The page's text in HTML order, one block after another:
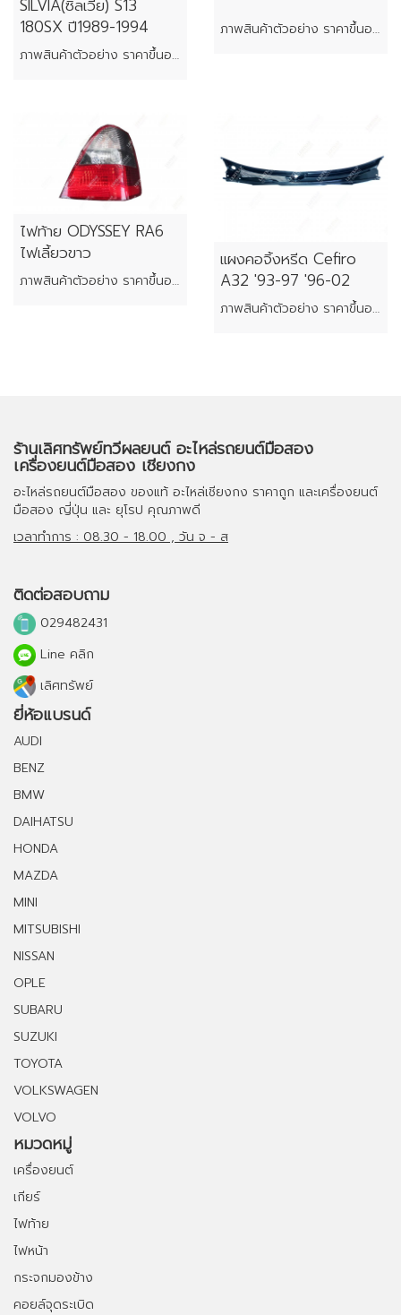
SILVIA(ซิลเวีย) S13
180SX ปี1989-1994
ภาพสินค้าตัวอย่าง ราคาขึ้นอยู่กับสภาพของแต่ละชิ้น
ภาพสินค้าตัวอย่าง ราคาขึ้นอยู่กับสภาพของแต่ละชิ้น
ไฟท้าย ODYSSEY RA6
ไฟเลี้ยวขาว
ภาพสินค้าตัวอย่าง ราคาขึ้นอยู่กับสภาพของแต่ละชิ้น
แผงคอจิ้งหรีด Cefiro
A32 '93-97 '96-02
ภาพสินค้าตัวอย่าง ราคาขึ้นอยู่กับสภาพของแต่ละชิ้น
ร้านเลิศทรัพย์ทวีผลยนต์ อะไหล่รถยนต์มือสอง
เครื่องยนต์มือสอง เชียงกง
อะไหล่รถยนต์มือสอง ของแท้ อะไหล่เชียงกง ราคาถูก และเครื่องยนต์
มือสอง ญี่ปุ่น และ ยุโรป คุณภาพดี
เวลาทำการ : 08.30 - 18.00 , วัน จ - ส
ติดต่อสอบถาม
029482431
Line คลิก
เลิศทรัพย์
ยี่ห้อแบรนด์
AUDI
BENZ
BMW
DAIHATSU
HONDA
MAZDA
MINI
MITSUBISHI
NISSAN
OPLE
SUBARU
SUZUKI
TOYOTA
VOLKSWAGEN
VOLVO
หมวดหมู่
เครื่องยนต์
เกียร์
ไฟท้าย
ไฟหน้า
กระจกมองข้าง
คอยล์จุดระเบิด